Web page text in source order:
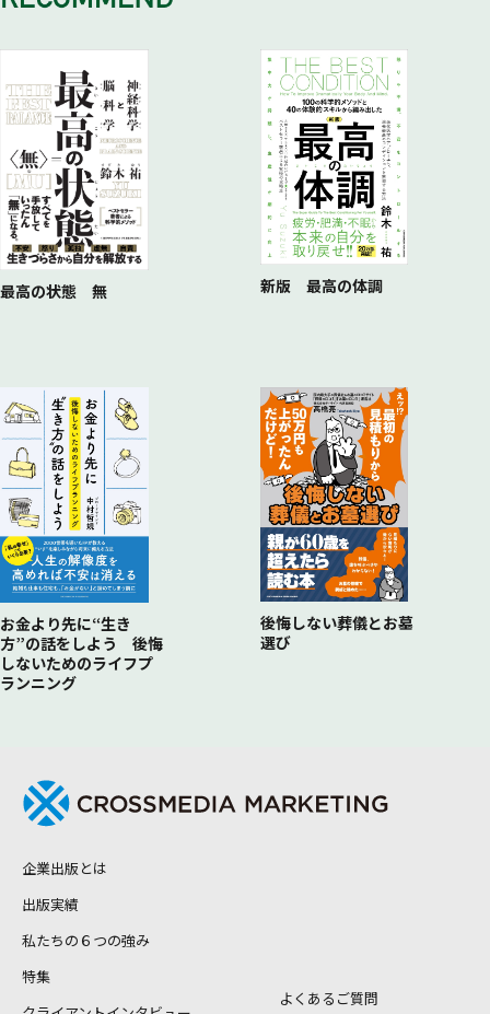
最高の状態 無 新版 最高の体調
お金より先に“生き
方”の話をしよう 後悔
しないためのライフプ
ランニング
後悔しない葬儀とお墓
選び
企業出版とは
出版実績
私たちの６つの強み
特集
よくあるご質問